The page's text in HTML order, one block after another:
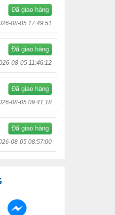
Đã giao hàng
08-05 17:49:51
Đã giao hàng
08-05 11:46:12
Đã giao hàng
08-05 09:41:18
Đã giao hàng
08-05 08:57:00